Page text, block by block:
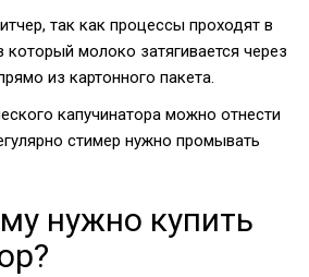
так как процессы проходят в
молоко затягивается через
из картонного пакета.
капучинатора можно отнести
стимер нужно промывать
нужно купить